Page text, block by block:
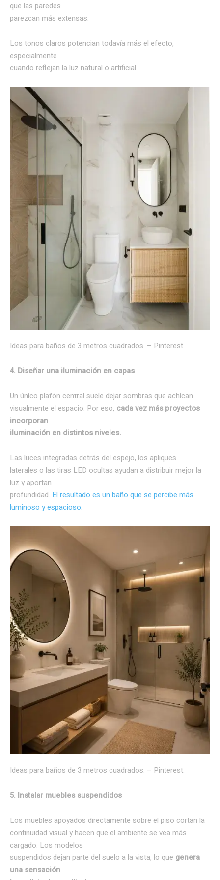
que las paredes
parezcan más extensas.
Los tonos claros potencian todavía más el efecto,
especialmente
cuando reflejan la luz natural o artificial.
Ideas para baños de 3 metros cuadrados. – Pinterest.
4. Diseñar una iluminación en capas
Un único plafón central suele dejar sombras que achican
visualmente el espacio. Por eso, cada vez más proyectos
incorporan
iluminación en distintos niveles.
Las luces integradas detrás del espejo, los apliques
laterales o las tiras LED ocultas ayudan a distribuir mejor la
luz y aportan
profundidad. El resultado es un baño que se percibe más
luminoso y espacioso.
Ideas para baños de 3 metros cuadrados. – Pinterest.
5. Instalar muebles suspendidos
Los muebles apoyados directamente sobre el piso cortan la
continuidad visual y hacen que el ambiente se vea más
cargado. Los modelos
suspendidos dejan parte del suelo a la vista, lo que genera
una sensación